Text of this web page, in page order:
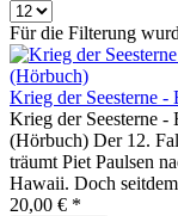
Für die Filterung
Krieg der Seesterne
Krieg der Seesterne
(Hörbuch) Der 12.
träumt Piet Paulsen
Hawaii. Doch
20,00 € *